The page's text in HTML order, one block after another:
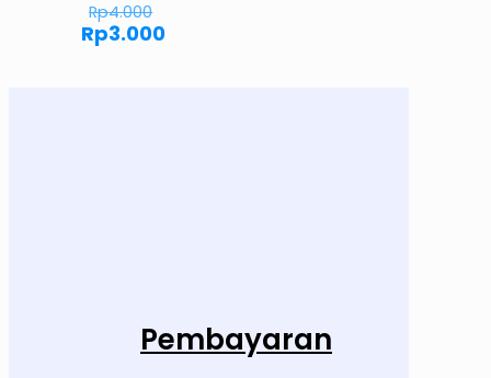
Rp4.000
aslinya
Rp3.000Harga
Pembayaran